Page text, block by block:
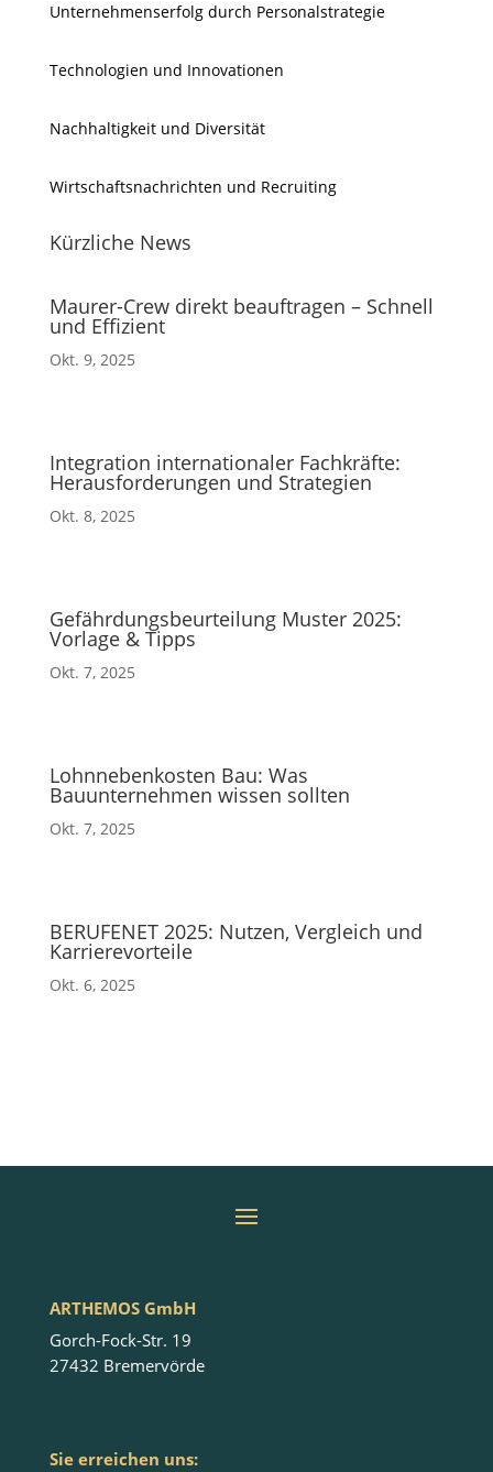
Unternehmenserfolg durch Personalstrategie
Technologien und Innovationen
Nachhaltigkeit und Diversität
Wirtschaftsnachrichten und Recruiting
Kürzliche News
Maurer-Crew direkt beauftragen – Schnell
und Effizient
Okt. 9, 2025
Integration internationaler Fachkräfte:
Herausforderungen und Strategien
Okt. 8, 2025
Gefährdungsbeurteilung Muster 2025:
Vorlage & Tipps
Okt. 7, 2025
Lohnnebenkosten Bau: Was
Bauunternehmen wissen sollten
Okt. 7, 2025
BERUFENET 2025: Nutzen, Vergleich und
Karrierevorteile
Okt. 6, 2025
ARTHEMOS GmbH
Gorch-Fock-Str. 19
27432 Bremervörde
Sie erreichen uns: